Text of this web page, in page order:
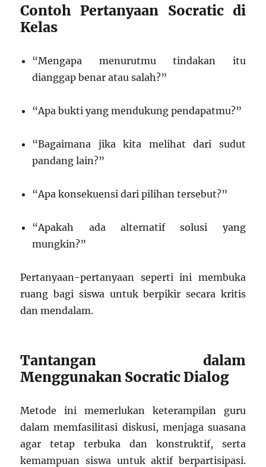
Contoh Pertanyaan Socratic di
Kelas
“Mengapa menurutmu tindakan itu
dianggap benar atau salah?”
“Apa bukti yang mendukung pendapatmu?”
“Bagaimana jika kita melihat dari sudut
pandang lain?”
“Apa konsekuensi dari pilihan tersebut?”
“Apakah ada alternatif solusi yang
mungkin?”
Pertanyaan-pertanyaan seperti ini membuka
ruang bagi siswa untuk berpikir secara kritis
dan mendalam.
Tantangan dalam
Menggunakan Socratic Dialog
Metode ini memerlukan keterampilan guru
dalam memfasilitasi diskusi, menjaga suasana
agar tetap terbuka dan konstruktif, serta
kemampuan siswa untuk aktif berpartisipasi.